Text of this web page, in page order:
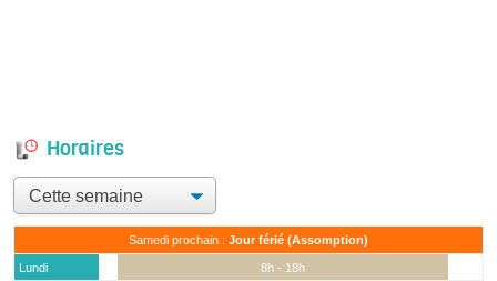
Horaires
Samedi prochain : Jour férié (Assomption)
Lundi
8h - 18h